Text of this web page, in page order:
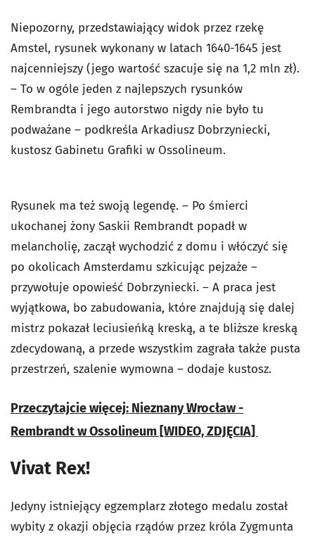
Niepozorny, przedstawiający widok przez rzekę
Amstel, rysunek wykonany w latach 1640-1645 jest
najcenniejszy (jego wartość szacuje się na 1,2 mln zł).
– To w ogóle jeden z najlepszych rysunków
Rembrandta i jego autorstwo nigdy nie było tu
podważane – podkreśla Arkadiusz Dobrzyniecki,
kustosz Gabinetu Grafiki w Ossolineum.
Rysunek ma też swoją legendę. – Po śmierci
ukochanej żony Saskii Rembrandt popadł w
melancholię, zaczął wychodzić z domu i włóczyć się
po okolicach Amsterdamu szkicując pejzaże –
przywołuje opowieść Dobrzyniecki. – A praca jest
wyjątkowa, bo zabudowania, które znajdują się dalej
mistrz pokazał leciusieńką kreską, a te bliższe kreską
zdecydowaną, a przede wszystkim zagrała także pusta
przestrzeń, szalenie wymowna – dodaje kustosz.
Przeczytajcie więcej: Nieznany Wrocław -
Rembrandt w Ossolineum [WIDEO, ZDJĘCIA]
Vivat Rex!
Jedyny istniejący egzemplarz złotego medalu został
wybity z okazji objęcia rządów przez króla Zygmunta